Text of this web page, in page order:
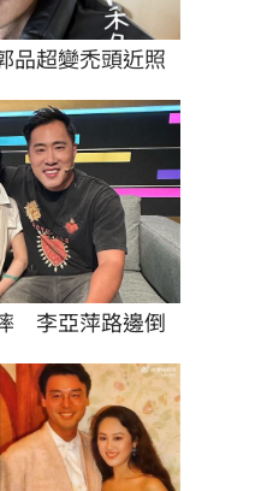
品超變禿頭近照
　李亞萍路邊倒